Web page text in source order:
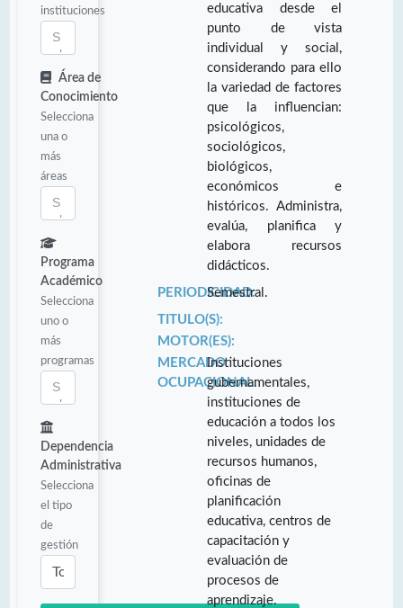
instituciones
Área de
Conocimiento
Selecciona
una o
más
áreas
Programa
Académico
Selecciona
uno o
más
programas
Dependencia
Administrativa
Selecciona
el tipo
de
gestión
educativa desde el
punto de vista
individual y social,
considerando para ello
la variedad de factores
que la influencian:
psicológicos,
sociológicos,
biológicos,
económicos e
históricos. Administra,
evalúa, planifica y
elabora recursos
didácticos.
PERIODICIDAD:
Semestral.
TITULO(S):
MOTOR(ES):
MERCADO
OCUPACIONAL:
Instituciones
gubernamentales,
instituciones de
educación a todos los
niveles, unidades de
recursos humanos,
oficinas de
planificación
educativa, centros de
capacitación y
evaluación de
procesos de
aprendizaje.